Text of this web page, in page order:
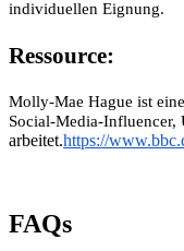
individuellen Eignung.
Ressource:
Molly-Mae Hague ist
Social-Media-Influencer,
arbeitet.https://
FAQs